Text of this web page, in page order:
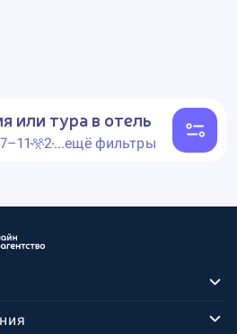
или тура в отель
7–11 2...ещё фильтры